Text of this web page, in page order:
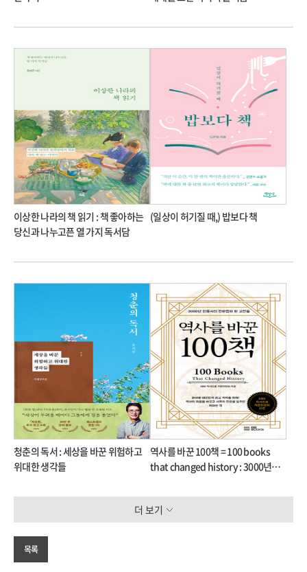
이상한 나라의 책 읽기 : 책 좋아하는
당신과 나누고픈 열 가지 독서담
(일상이 허기질 때,) 밥보다 책
청춘의 독서 : 세상을 바꾼 위험하고
위대한 생각들
역사를 바꾼 100책 = 100 books
that changed history : 3000년
더 보기
목록